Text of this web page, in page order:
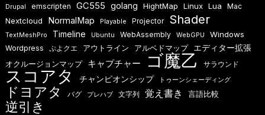
Drupal emscripten GC555 golang HightMap Linux Lua Mac
Nextcloud NormalMap Playable Projector Shader
TextMeshPro Timeline Ubuntu WebAssembly WebGPU Windows
Wordpress ぷよクエ アウトライン アルベドマップ エディター拡張
オクルージョンマップ キャプチャー ゴ魔乙 サラウンド
スコアタ チャンピオンシップ トゥーンシェーディング
ドヨアタ バグ プレハブ 文字列 覚え書き 言語比較
逆引き